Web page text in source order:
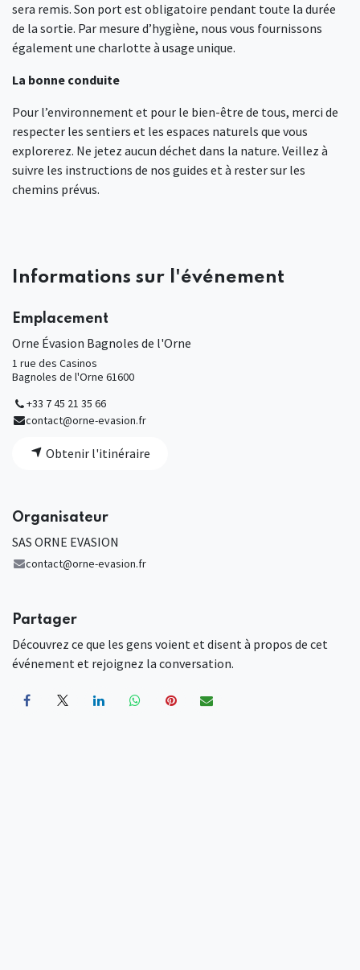
sera remis. Son port est obligatoire pendant toute la durée
de la sortie. Par mesure d’hygiène, nous vous fournissons
également une charlotte à usage unique.
La bonne conduite
Pour l’environnement et pour le bien-être de tous, merci de
respecter les sentiers et les espaces naturels que vous
explorerez. Ne jetez aucun déchet dans la nature. Veillez à
suivre les instructions de nos guides et à rester sur les
chemins prévus.
Informations sur l'événement
Emplacement
Orne Évasion Bagnoles de l'Orne
1 rue des Casinos
Bagnoles de l'Orne 61600
+33 7 45 21 35 66
contact@orne-evasion.fr
Obtenir l'itinéraire
Organisateur
SAS ORNE EVASION
contact@orne-evasion.fr
Partager
Découvrez ce que les gens voient et disent à propos de cet
événement et rejoignez la conversation.